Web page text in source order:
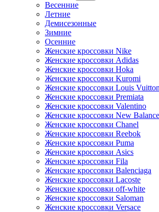
Весенние
Летние
Демисезонные
Зимние
Осенние
Женские кроссовки Nike
Женские кроссовки Adidas
Женские кроссовки Hoka
Женские кроссовки Kuromi
Женские кроссовки Louis Vuitton
Женские кроссовки Premiata
Женские кроссовки Valentino
Женские кроссовки New Balance
Женские кроссовки Chanel
Женские кроссовки Reebok
Женские кроссовки Puma
Женские кроссовки Asics
Женские кроссовки Fila
Женские кроссовки Balenciaga
Женские кроссовки Lacoste
Женские кроссовки off-white
Женские кроссовки Saloman
Женские кроссовки Versace